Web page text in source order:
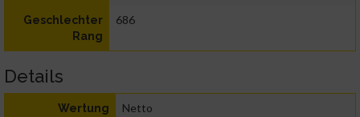
Geschlechter
Rang
686
Details
Wertung Netto